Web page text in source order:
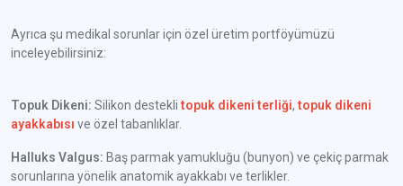
Ayrıca şu medikal sorunlar için özel üretim portföyümüzü
inceleyebilirsiniz:
Topuk Dikeni: Silikon desteklitopuk dikeni terliği,topuk dikeni
ayakkabısı ve özel tabanlıklar.
Halluks Valgus: Baş parmak yamukluğu (bunyon) ve çekiç parmak
sorunlarına yönelik anatomik ayakkabı ve terlikler.